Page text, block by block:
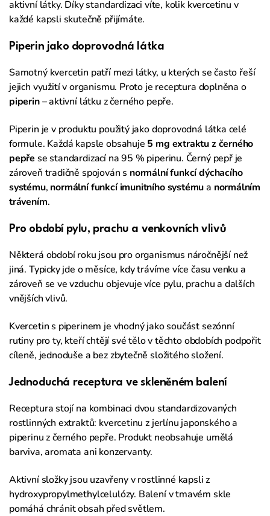
aktivní látky. Díky standardizaci víte, kolik kvercetinu v
každé kapsli skutečně přijímáte.
Piperin jako doprovodná látka
Samotný kvercetin patří mezi látky, u kterých se často řeší
jejich využití v organismu. Proto je receptura doplněna o
piperin– aktivní látku z černého pepře.
Piperin je v produktu použitý jako doprovodná látka celé
formule. Každá kapsle obsahuje 5 mg extraktu z černého
pepře se standardizací na 95 % piperinu. Černý pepř je
zároveň tradičně spojován s normální funkcí dýchacího
systému, normální funkcí imunitního systémua normálním
trávením.
Pro období pylu, prachu a venkovních vlivů
Některá období roku jsou pro organismus náročnější než
jiná. Typicky jde o měsíce, kdy trávíme více času venku a
zároveň se ve vzduchu objevuje více pylu, prachu a dalších
vnějších vlivů.
Kvercetin s piperinem je vhodný jako součást sezónní
rutiny pro ty, kteří chtějí své tělo v těchto obdobích podpořit
cíleně, jednoduše a bez zbytečně složitého složení.
Jednoduchá receptura ve skleněném balení
Receptura stojí na kombinaci dvou standardizovaných
rostlinných extraktů: kvercetinu z jerlínu japonského a
piperinu z černého pepře. Produkt neobsahuje umělá
barviva, aromata ani konzervanty.
Aktivní složky jsou uzavřeny v rostlinné kapsli z
hydroxypropylmethylcelulózy. Balení v tmavém skle
pomáhá chránit obsah před světlem.